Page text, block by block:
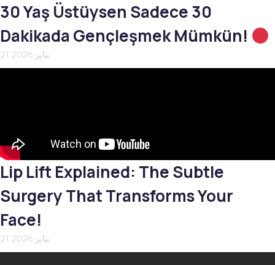
30 Yaş Üstüysen Sadece 30
Dakikada Gençleşmek Mümkün!
21 يناير 2026
Lip Lift Explained: The Subtle
Surgery That Transforms Your
Face!
21 يناير 2026